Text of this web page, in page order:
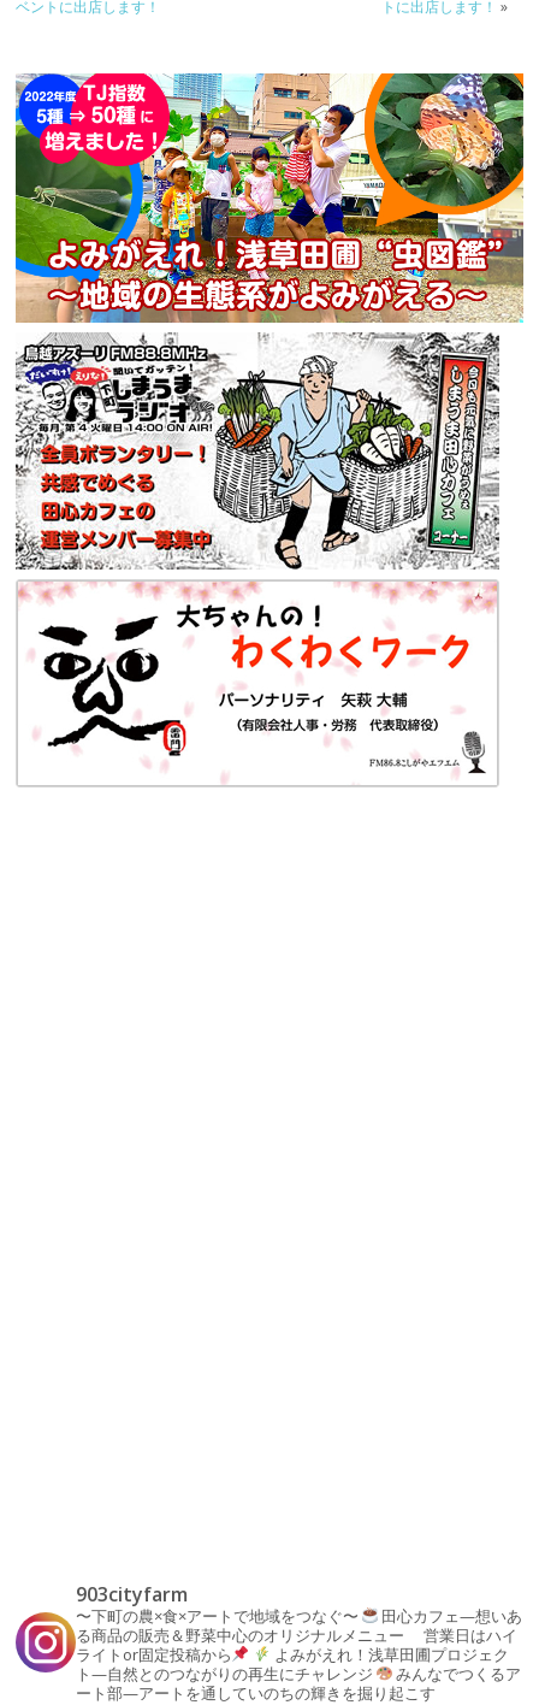
ベントに出店します！
トに出店します！ »
903cityfarm
〜下町の農×食×アートで地域をつなぐ〜
田心カフェ—想いあ
る商品の販売＆野菜中心のオリジナルメニュー 営業日はハイ
ライトor固定投稿から
よみがえれ！浅草田圃プロジェク
ト—自然とのつながりの再生にチャレンジ
みんなでつくるア
ート部—アートを通していのちの輝きを掘り起こす